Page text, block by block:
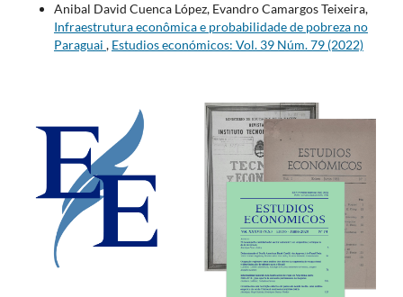
Anibal David Cuenca López, Evandro Camargos Teixeira,
Infraestrutura econômica e probabilidade de pobreza no
Paraguai , Estudios económicos: Vol. 39 Núm. 79 (2022)